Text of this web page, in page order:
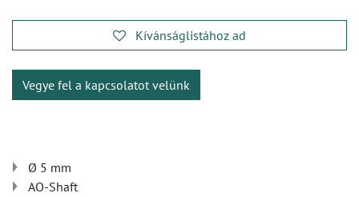
Kívánságlistához ad
Vegye fel a kapcsolatot velünk
Ø 5 mm
AO-Shaft